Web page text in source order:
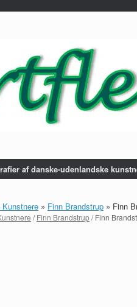
af danske-udenlandske
Kunstnere » Finn Brandstrup » Finn
/Finn Brandstrup/ Finn